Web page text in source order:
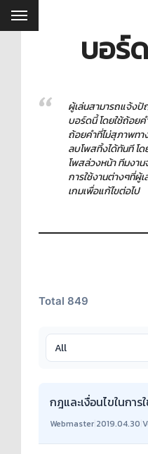
บอร์
ผู้เล่นสามารถแจ้ง
บอร์ดนี้ โดยใช้ถ้อย
ถ้อยคำที่ไม่สุภาพท
ลบโพสทิ้งได้ทันที โ
โพสล่วงหน้า ทีมงา
การใช้งานต่างๆที่
เกมเพื่อแก้ไขต่อไป
Total 849
กฎและเงื่อนไขในการ
Webmaster 2019.04.30